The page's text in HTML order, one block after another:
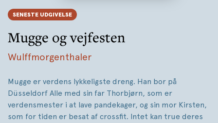
SENESTE UDGIVELSE
Mugge og vejfesten
Wulffmorgenthaler
Mugge er verdens lykkeligste dreng. Han bor på
Düsseldorf Alle med sin far Thorbjørn, som er
verdensmester i at lave pandekager, og sin mor Kirsten,
som for tiden er besat af crossfit. Intet kan true deres